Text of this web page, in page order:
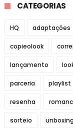
CATEGORIAS
HQ adaptações
copieolook
lançamento
parceria playlist
resenha
sorteio unboxing